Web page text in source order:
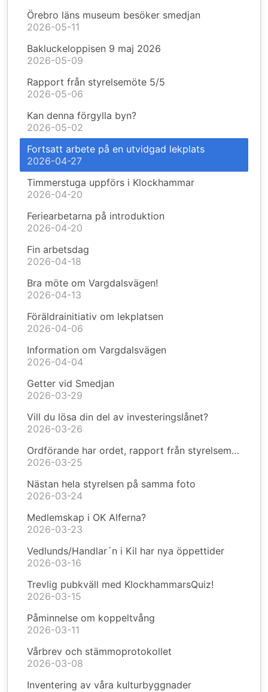
Örebro läns museum besöker smedjan
2026-05-11
Bakluckeloppisen 9 maj 2026
2026-05-09
Rapport från styrelsemöte 5/5
2026-05-06
Kan denna förgylla byn?
2026-05-02
Fortsatt arbete på en utvidgad lekplats
2026-04-27
Timmerstuga uppförs i Klockhammar
2026-04-20
Feriearbetarna på introduktion
2026-04-20
Fin arbetsdag
2026-04-18
Bra möte om Vargdalsvägen!
2026-04-13
Föräldrainitiativ om lekplatsen
2026-04-06
Information om Vargdalsvägen
2026-04-04
Getter vid Smedjan
2026-03-29
Vill du lösa din del av investeringslånet?
2026-03-26
Ordförande har ordet, rapport från styrelsemöte
2026-03-25
Nästan hela styrelsen på samma foto
2026-03-24
Medlemskap i OK Alferna?
2026-03-23
Vedlunds/Handlar´n i Kil har nya öppettider
2026-03-16
Trevlig pubkväll med KlockhammarsQuiz!
2026-03-15
Påminnelse om koppeltvång
2026-03-11
Vårbrev och stämmoprotokollet
2026-03-08
Inventering av våra kulturbyggnader